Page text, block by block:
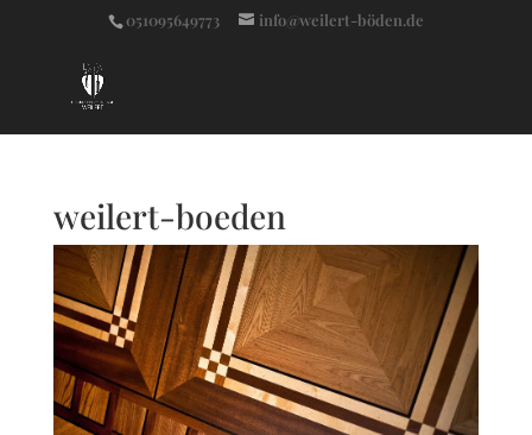
051095649773 info@weilert-böden.de
weilert-boeden